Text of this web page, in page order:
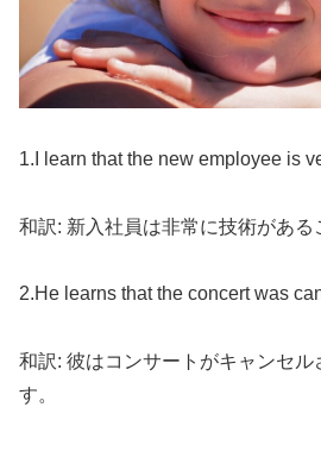
1.I learn that the new employee is
和訳: 新入社員は非常に技術がある
2.He learns that the concert was
和訳: 彼はコンサートがキャンセル
す。